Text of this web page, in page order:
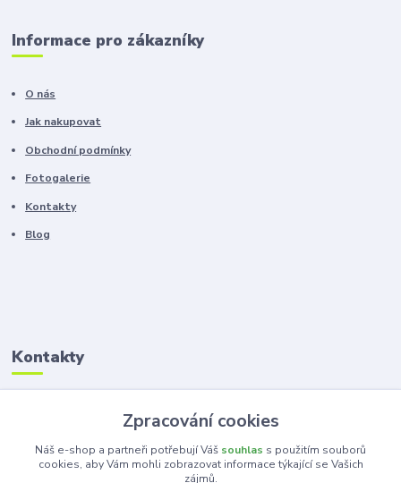
Informace pro zákazníky
O nás
Jak nakupovat
Obchodní podmínky
Fotogalerie
Kontakty
Blog
Kontakty
Zákaznická podpora
+420 603 100 966
(Po-Pá, 8-16 hod.)
Zpracování cookies
Náš e-shop a partneři potřebují Váš souhlas s použitím souborů
cookies, aby Vám mohli zobrazovat informace týkající se Vašich
zájmů.